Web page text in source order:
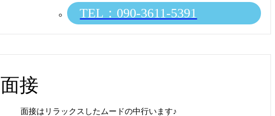
TEL：090-3611-5391
面接
面接はリラックスしたムードの中行います♪